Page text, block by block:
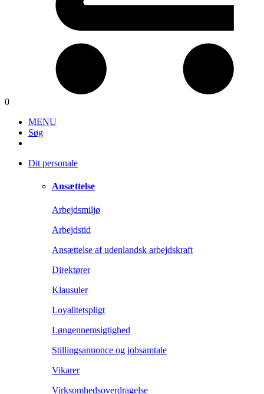
0
MENU
Søg
Dit personale
Ansættelse
Arbejdsmiljø
Arbejdstid
Ansættelse af udenlandsk arbejdskraft
Direktører
Klausuler
Loyalitetspligt
Løngennemsigtighed
Stillingsannonce og jobsamtale
Vikarer
Virksomhedsoverdragelse